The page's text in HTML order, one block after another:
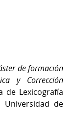
de formación
y Corrección
de Lexicografía
de